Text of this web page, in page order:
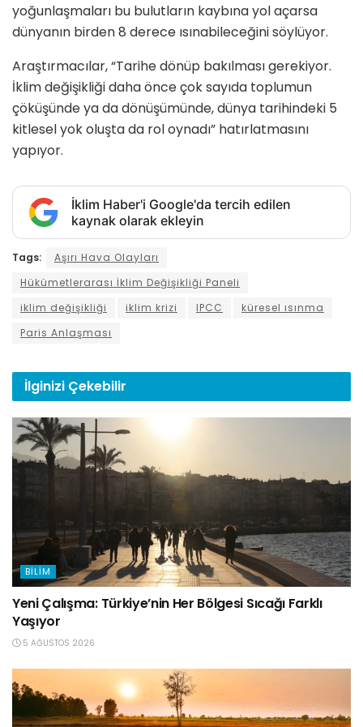
yoğunlaşmaları bu bulutların kaybına yol açarsa
dünyanın birden 8 derece ısınabileceğini söylüyor.
Araştırmacılar, “Tarihe dönüp bakılması gerekiyor.
İklim değişikliği daha önce çok sayıda toplumun
çöküşünde ya da dönüşümünde, dünya tarihindeki 5
kitlesel yok oluşta da rol oynadı” hatırlatmasını
yapıyor.
İklim Haber'i Google'da tercih edilen
kaynak olarak ekleyin
Tags:
Aşırı Hava Olayları
Hükümetlerarası İklim Değişikliği Paneli
iklim değişikliği
iklim krizi IPCC
küresel ısınma
Paris Anlaşması
İlginizi Çekebilir
BILIM
Yeni Çalışma: Türkiye’nin Her Bölgesi Sıcağı Farklı
Yaşıyor
5 AĞUSTOS 2026